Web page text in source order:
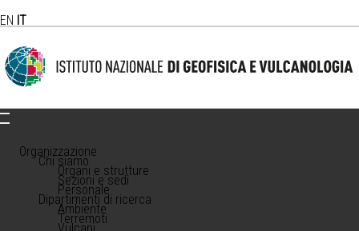
EN IT
Organizzazione
Chi siamo
Organi e strutture
Sezioni e sedi
Personale
Dipartimenti di ricerca
Ambiente
Terremoti
Vulcani